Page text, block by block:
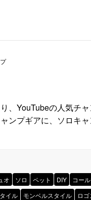
、YouTubeの人気チ
ンプギアに、ソロキ
オ ソロ ペット DIY コー
イル モンベルスタイル ロ